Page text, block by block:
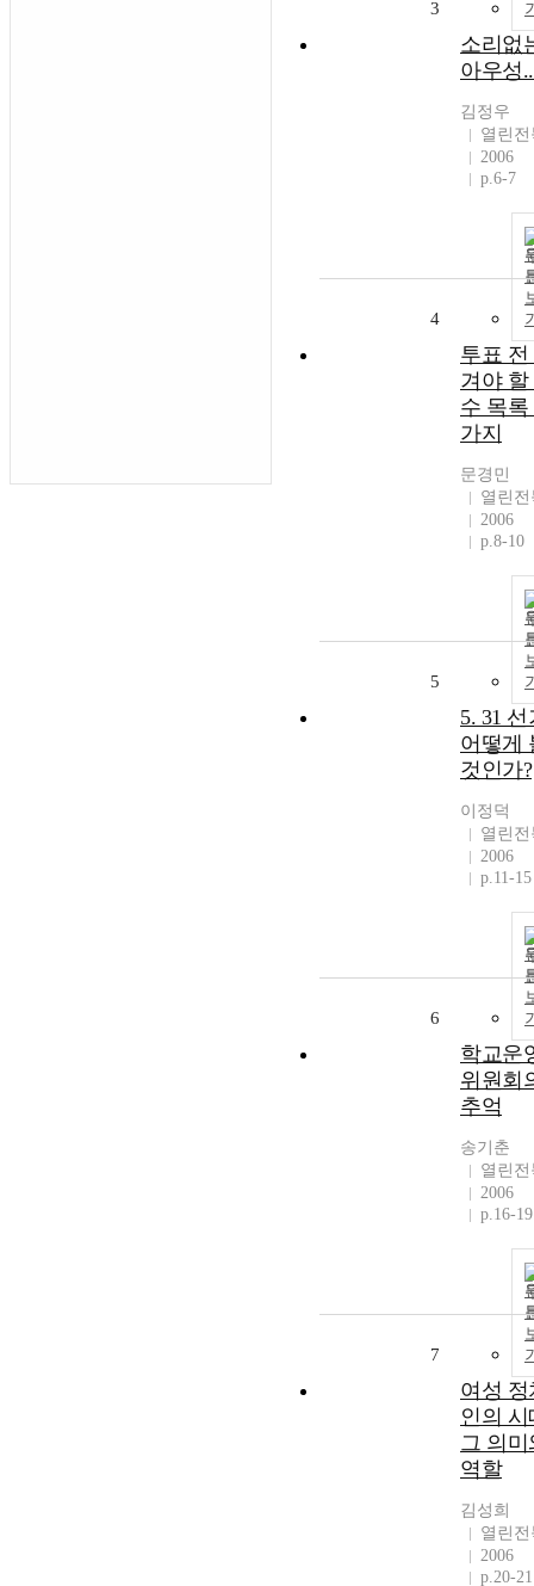
3
소리없
아우성
김정우
열린전
2006
p.6-7
4
투표 전
겨야 할
수 목록
가지
문경민
열린전
2006
p.8-10
5
5. 31 선
어떻게
것인가?
이정덕
열린전
2006
p.11-15
6
학교운
위원회
추억
송기춘
열린전
2006
p.16-19
7
여성 정
인의 시
그 의미
역할
김성희
열린전
2006
p.20-21